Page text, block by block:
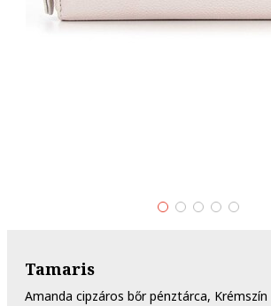
Tamaris
Amanda cipzáros bőr pénztárca, Krémszín